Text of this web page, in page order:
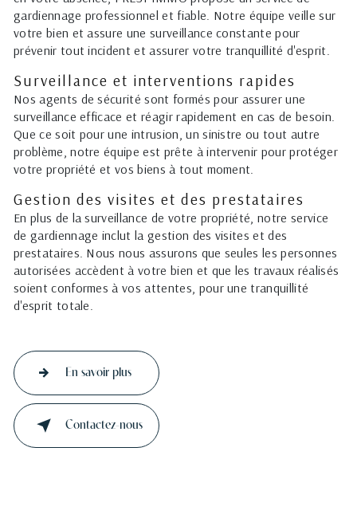
gardiennage professionnel et fiable. Notre équipe veille sur
votre bien et assure une surveillance constante pour
prévenir tout incident et assurer votre tranquillité d'esprit.
Surveillance et interventions rapides
Nos agents de sécurité sont formés pour assurer une
surveillance efficace et réagir rapidement en cas de besoin.
Que ce soit pour une intrusion, un sinistre ou tout autre
problème, notre équipe est prête à intervenir pour protéger
votre propriété et vos biens à tout moment.
Gestion des visites et des prestataires
En plus de la surveillance de votre propriété, notre service
de gardiennage inclut la gestion des visites et des
prestataires. Nous nous assurons que seules les personnes
autorisées accèdent à votre bien et que les travaux réalisés
soient conformes à vos attentes, pour une tranquillité
d'esprit totale.
En savoir plus
Contactez-nous